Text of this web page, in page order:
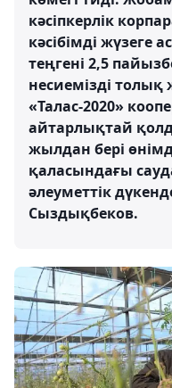
кәсіпкерлік
кәсібімді жүзеге
теңгені 2,5
несиемізді
«Талас-2020»
айтарлықтай
жылдан бері
қаласындағы
әлеуметтік
Сыздықбеков.